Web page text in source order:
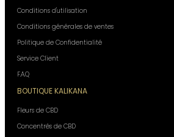
Conditions d'utilisation
Conditions générales de ventes
Politique de Confidentialité
Service Client
F.A.Q
BOUTIQUE KALIKANA
Fleurs de CBD
Concentrés de CBD